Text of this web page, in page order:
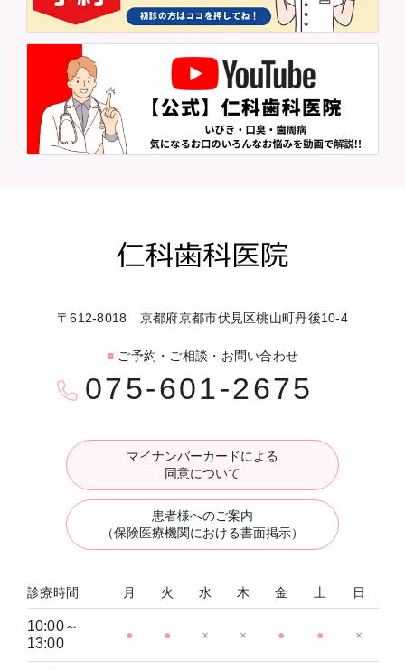
〒612-8018 京都府京都市伏見区桃山町丹後10-4
■ ご予約・ご相談・お問い合わせ
075-601-2675
マイナンバーカードによる
同意について
患者様へのご案内
（保険医療機関における書面掲示）
診療時間 月 火 水 木 金 土 日
10:00～
13:00
● ● × × ● ● ×